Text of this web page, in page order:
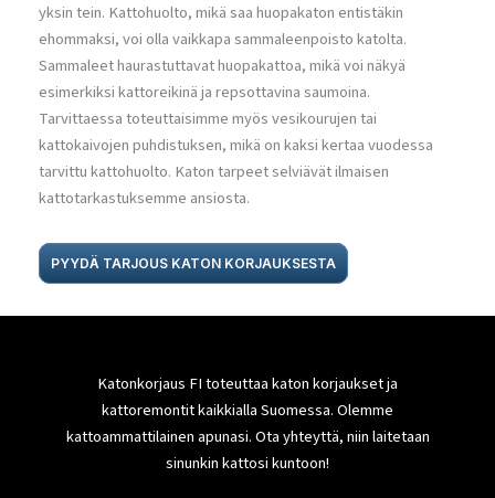
yksin tein. Kattohuolto, mikä saa huopakaton entistäkin
ehommaksi, voi olla vaikkapa sammaleenpoisto katolta.
Sammaleet haurastuttavat huopakattoa, mikä voi näkyä
esimerkiksi kattoreikinä ja repsottavina saumoina.
Tarvittaessa toteuttaisimme myös vesikourujen tai
kattokaivojen puhdistuksen, mikä on kaksi kertaa vuodessa
tarvittu kattohuolto. Katon tarpeet selviävät ilmaisen
kattotarkastuksemme ansiosta.
PYYDÄ TARJOUS KATON KORJAUKSESTA
Katonkorjaus FI toteuttaa katon korjaukset ja
kattoremontit kaikkialla Suomessa. Olemme
kattoammattilainen apunasi. Ota yhteyttä, niin laitetaan
sinunkin kattosi kuntoon!